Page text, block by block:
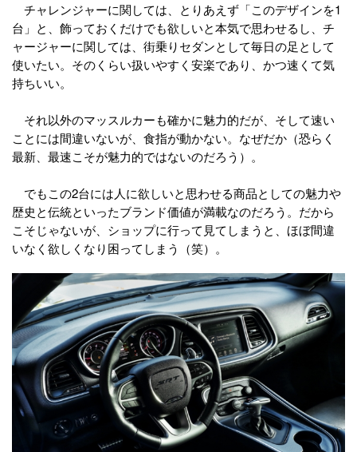
チャレンジャーに関しては、とりあえず「このデザインを1
台」と、飾っておくだけでも欲しいと本気で思わせるし、チ
ャージャーに関しては、街乗りセダンとして毎日の足として
使いたい。そのくらい扱いやすく安楽であり、かつ速くて気
持ちいい。
それ以外のマッスルカーも確かに魅力的だが、そして速い
ことには間違いないが、食指が動かない。なぜだか（恐らく
最新、最速こそが魅力的ではないのだろう）。
でもこの2台には人に欲しいと思わせる商品としての魅力や
歴史と伝統といったブランド価値が満載なのだろう。だから
こそじゃないが、ショップに行って見てしまうと、ほぼ間違
いなく欲しくなり困ってしまう（笑）。